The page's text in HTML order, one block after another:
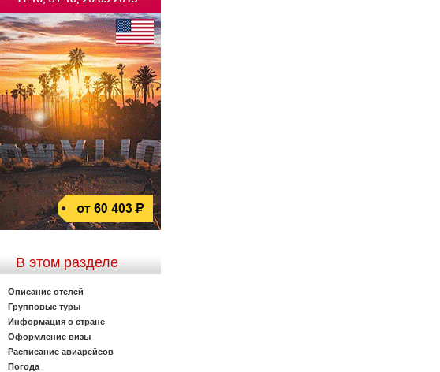
В этом разделе
Описание отелей
Групповые туры
Информация о стране
Оформление визы
Расписание авиарейсов
Погода